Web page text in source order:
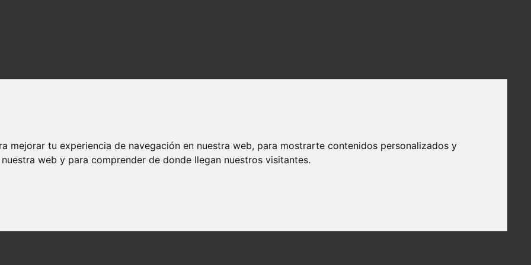
mejorar tu experiencia de navegación en nuestra web, para mostrarte contenidos personalizados y
web y para comprender de donde llegan nuestros visitantes.